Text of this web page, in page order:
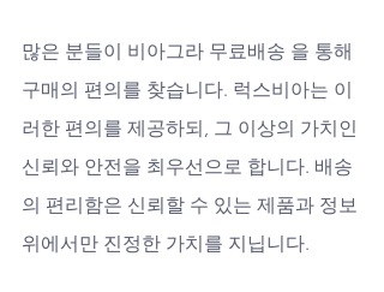
많은 분들이 비아그라 무료배송 을 통해
구매의 편의를 찾습니다. 럭스비아는 이
러한 편의를 제공하되, 그 이상의 가치인
신뢰와 안전을 최우선으로 합니다. 배송
의 편리함은 신뢰할 수 있는 제품과 정보
위에서만 진정한 가치를 지닙니다.